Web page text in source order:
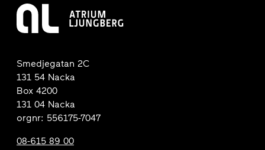
Smedjegatan 2C
131 54 Nacka
Box 4200
131 04 Nacka
orgnr: 556175-7047
08-615 89 00